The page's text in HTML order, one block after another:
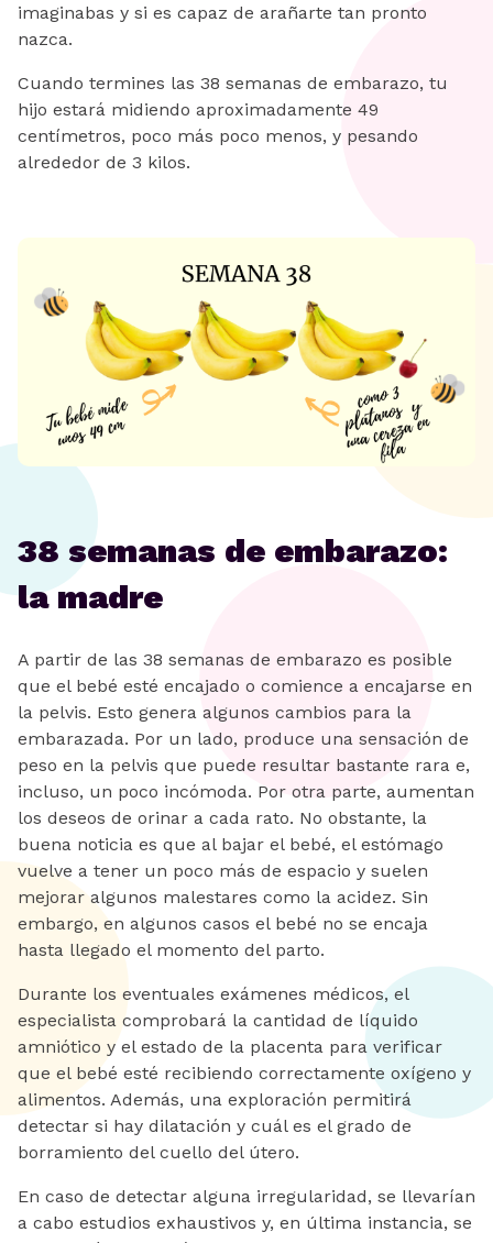
imaginabas y si es capaz de arañarte tan pronto
nazca.
Cuando termines las 38 semanas de embarazo, tu
hijo estará midiendo aproximadamente 49
centímetros, poco más poco menos, y pesando
alrededor de 3 kilos.
38 semanas de embarazo:
la madre
A partir de las 38 semanas de embarazo es posible
que el bebé esté encajado o comience a encajarse en
la pelvis. Esto genera algunos cambios para la
embarazada. Por un lado, produce una sensación de
peso en la pelvis que puede resultar bastante rara e,
incluso, un poco incómoda. Por otra parte, aumentan
los deseos de orinar a cada rato. No obstante, la
buena noticia es que al bajar el bebé, el estómago
vuelve a tener un poco más de espacio y suelen
mejorar algunos malestares como la acidez. Sin
embargo, en algunos casos el bebé no se encaja
hasta llegado el momento del parto.
Durante los eventuales exámenes médicos, el
especialista comprobará la cantidad de líquido
amniótico y el estado de la placenta para verificar
que el bebé esté recibiendo correctamente oxígeno y
alimentos. Además, una exploración permitirá
detectar si hay dilatación y cuál es el grado de
borramiento del cuello del útero.
En caso de detectar alguna irregularidad, se llevarían
a cabo estudios exhaustivos y, en última instancia, se